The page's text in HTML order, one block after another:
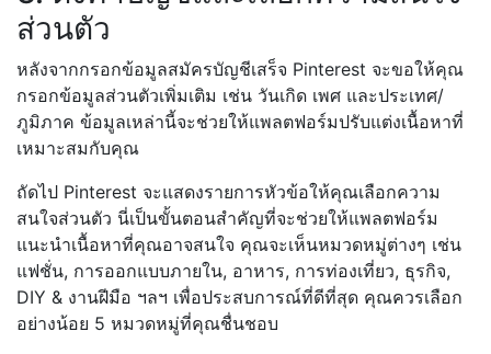
ส่วนตัว
หลังจากกรอกข้อมูลสมัครบัญชีเสร็จ Pinterest จะขอให้คุณ
กรอกข้อมูลส่วนตัวเพิ่มเติม เช่น วันเกิด เพศ และประเทศ/
ภูมิภาค ข้อมูลเหล่านี้จะช่วยให้แพลตฟอร์มปรับแต่งเนื้อหาที่
เหมาะสมกับคุณ
ถัดไป Pinterest จะแสดงรายการหัวข้อให้คุณเลือกความ
สนใจส่วนตัว นี่เป็นขั้นตอนสำคัญที่จะช่วยให้แพลตฟอร์ม
แนะนำเนื้อหาที่คุณอาจสนใจ คุณจะเห็นหมวดหมู่ต่างๆ เช่น
แฟชั่น, การออกแบบภายใน, อาหาร, การท่องเที่ยว, ธุรกิจ,
DIY & งานฝีมือ ฯลฯ เพื่อประสบการณ์ที่ดีที่สุด คุณควรเลือก
อย่างน้อย 5 หมวดหมู่ที่คุณชื่นชอบ